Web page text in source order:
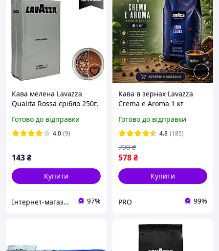
Кава мелена Lavazza
Qualita Rossa срібло 250г,
Готово до відправки
4.0 (9)
143₴
Купити
Інтернет-магазин Роял Кава Royal Coffee Ukraine 97%
Кава в зернах Lavazza
Crema e Aroma 1 кг
Готово до відправки
4.8 (185)
578₴
790 ₴
Купити
PRO 99%